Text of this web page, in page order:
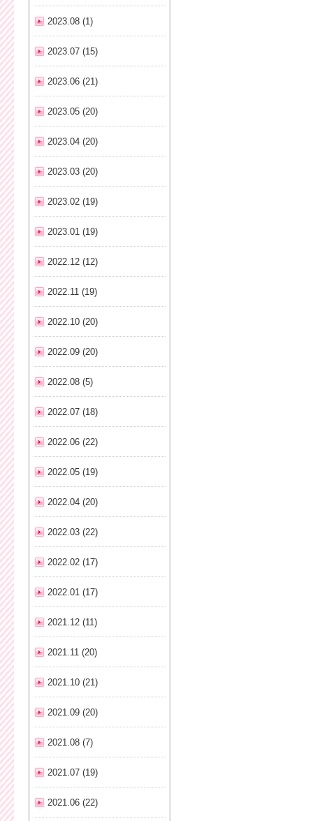
2023.08 (1)
2023.07 (15)
2023.06 (21)
2023.05 (20)
2023.04 (20)
2023.03 (20)
2023.02 (19)
2023.01 (19)
2022.12 (12)
2022.11 (19)
2022.10 (20)
2022.09 (20)
2022.08 (5)
2022.07 (18)
2022.06 (22)
2022.05 (19)
2022.04 (20)
2022.03 (22)
2022.02 (17)
2022.01 (17)
2021.12 (11)
2021.11 (20)
2021.10 (21)
2021.09 (20)
2021.08 (7)
2021.07 (19)
2021.06 (22)